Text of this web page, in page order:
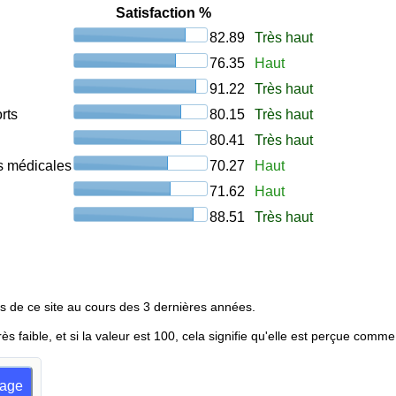
Satisfaction %
82.89
Très haut
76.35
Haut
91.22
Très haut
80.15
Très haut
80.41
Très haut
médicales
70.27
Haut
71.62
Haut
88.51
Très haut
de ce site au cours des 3 dernières années.
faible, et si la valeur est 100, cela signifie qu'elle est perçue